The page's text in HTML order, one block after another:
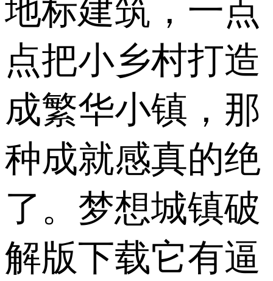
地标建筑，一点
点把小乡村打造
成繁华小镇，那
种成就感真的绝
了。梦想城镇破
解版下载它有逼